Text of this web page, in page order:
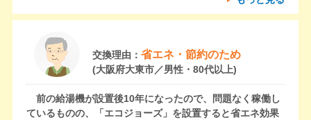
交換理由： 省エネ・節約のため
(大阪府大東市／男性・80代以上)
前の給湯機が設置後10年になったので、問題なく稼働し
ているものの、「エコジョーズ」を設置すると省エネ効果